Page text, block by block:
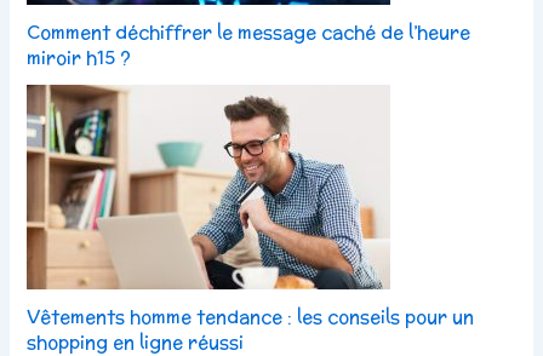
Comment déchiffrer le message caché de l’heure
miroir h15 ?
Vêtements homme tendance : les conseils pour un
shopping en ligne réussi